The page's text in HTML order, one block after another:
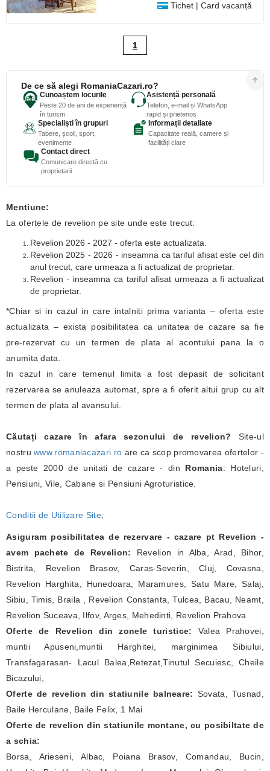
Tichet | Card vacanță
1
De ce să alegi RomaniaCazari.ro?
Cunoaștem locurile
Peste 20 de ani de experiență
în turism
Asistență personală
Telefon, e-mail și WhatsApp
rapid și prietenos
Specialiști în grupuri
Tabere, școli, sport,
evenimente
Informații detaliate
Capacitate reală, camere și
facilități clare
Contact direct
Comunicare directă cu
proprietarii
Mentiune:
La ofertele de revelion pe site unde este trecut:
Revelion 2026 - 2027 - oferta este actualizata.
Revelion 2025 - 2026 - inseamna ca tariful afisat este cel din
anul trecut, care urmeaza a fi actualizat de proprietar.
Revelion - inseamna ca tariful afisat urmeaza a fi actualizat
de proprietar.
*Chiar si in cazul in care intalniti prima varianta – oferta este
actualizata – exista posibilitatea ca unitatea de cazare sa fie
pre-rezervat cu un termen de plata al acontului pana la o
anumita data.
In cazul in care temenul limita a fost depasit de solicitant
rezervarea se anuleaza automat, spre a fi oferit altui grup cu alt
termen de plata al avansului.
Căutați cazare în afara sezonului de revelion? Site-ul
nostruwww.romaniacazari.ro are ca scop promovarea ofertelor -
a peste 2000 de unitati de cazare - din Romania: Hoteluri,
Pensiuni, Vile, Cabane si Pensiuni Agroturistice.
Conditii de Utilizare Site;
Asiguram posibilitatea de rezervare - cazare pt Revelion -
avem pachete de Revelion: Revelion in Alba, Arad, Bihor,
Bistrita, Revelion Brasov, Caras-Severin, Cluj, Covasna,
Revelion Harghita, Hunedoara, Maramures, Satu Mare, Salaj,
Sibiu, Timis, Braila , Revelion Constanta, Tulcea, Bacau, Neamt,
Revelion Suceava, Ilfov, Arges, Mehedinti, Revelion Prahova
Oferte de Revelion din zonele turistice: Valea Prahovei,
muntii Apuseni,muntii Harghitei, marginimea Sibiului,
Transfagarasan- Lacul Balea,Retezat,Tinutul Secuiesc, Cheile
Bicazului,
Oferte de revelion din statiunile balneare: Sovata, Tusnad,
Baile Herculane, Baile Felix, 1 Mai
Oferte de revelion din statiunile montane, cu posibiltate de
a schia:
Borsa, Arieseni, Albac, Poiana Brasov, Comandau, Bucin,